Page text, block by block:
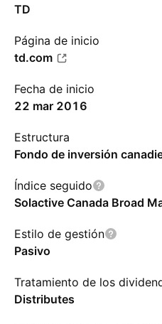
TD
Página de inicio
td.com
Fecha de inicio
22 mar 2016
Estructura
Fondo de inversión
Índice seguido
Solactive Canada Broad
Estilo de gestión
Pasivo
Tratamiento de los
Distributes